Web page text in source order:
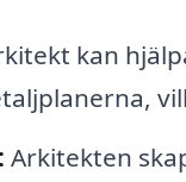
kan
Arkitekten